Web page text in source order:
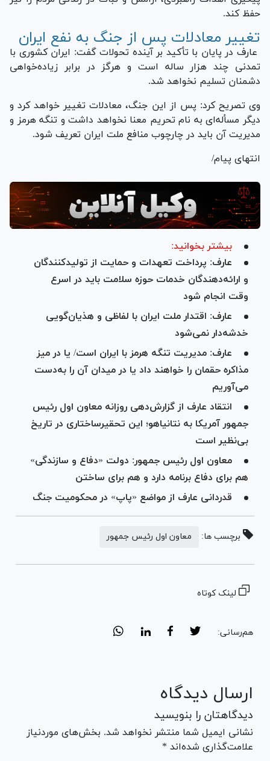
حفظ کند.
تغییر معادلات پس از جنگ به نفع ایران
عارف در پایان با تأکید بر آینده تحولات گفت: ایران کشوری با
تمدنی چند هزار ساله است و هرگز در برابر زیاده‌خواهی
دشمنان تسلیم نخواهد شد.
وی تصریح کرد: پس از این جنگ، معادلات تغییر خواهد کرد و
دیگر مسأله‌ای به نام تحریم معنا نخواهد داشت و تنگه هرمز و
مدیریت آن باید در چارچوب منافع ملت ایران تعریف شود.
انتهای پیام/
بیشتر بخوانید:
عارف: پرداخت تعهدات و حمایت از تولیدکنندگان
و ارائه‌دهندگان خدمات حوزه سلامت باید در اسرع
وقت انجام شود
عارف: اقتدار ملت ایران با لفاظی و هذیان‌گویی
خدشه‌دار نمی‌شود
عارف: مدیریت تنگه هرمز با ایران است/ یا در میز
مذاکره حقمان را خواهند داد یا در میدان آن را به‌دست
می‌آوریم
انتقاد عارف از گزارش‌دهی روزانه معاون اول رئیس
جمهور آمریکا به نتانیاهو؛ این تحقیرساختاری در تاریخ
بی‌نظیر است
معاون اول رئیس جمهور: دولت «دفاع و سازندگی»
هم برای دفاع برنامه دارد و هم برای ساختن
قدردانی عارف از مواضع «پاپ» در محکومیت جنگ
برچسب ها: معاون اول رئیس جمهور
لینک کوتاه
هم‌رسانی:
ارسال دیدگاه
دیدگاهتان را بنویسید
نشانی ایمیل شما منتشر نخواهد شد. بخش‌های موردنیاز
علامت‌گذاری شده‌اند *